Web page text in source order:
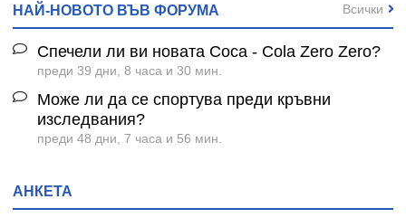
НАЙ-НОВОТО ВЪВ ФОРУМА
Спечели ли ви новата Coca - Cola Zero Zero?
преди 39 дни, 8 часа и 30 мин.
Може ли да се спортува преди кръвни
изследвания?
преди 48 дни, 7 часа и 56 мин.
Всички
АНКЕТА